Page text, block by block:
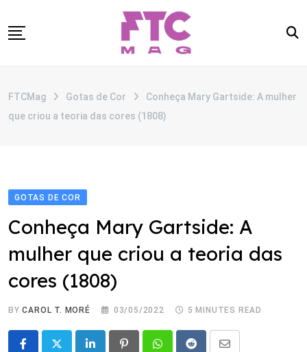
to
CATEGORIAS
FTCMag Gotas de Cor
Conheça Mary Gartside: A mulher
que criou a teoria das cores (1808)
GOTAS DE COR
Conheça Mary Gartside: A
mulher que criou a teoria das
cores (1808)
BYCAROL T. MORÉ 03/05/2022 5 MINUTES READ